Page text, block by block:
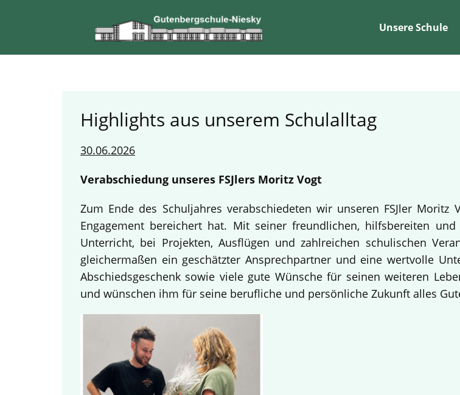
Unsere Schule
Highlights aus unserem Schulalltag
30.06.2026
Verabschiedung unseres FSJlers Moritz Vogt
Zum Ende des Schuljahres verabschiedeten wir unseren FSJler
Engagement bereichert hat. Mit seiner freundlichen, hilfsbereiten
Unterricht, bei Projekten, Ausflügen und zahlreichen schulischen
gleichermaßen ein geschätzter Ansprechpartner und eine wertvolle
Abschiedsgeschenk sowie viele gute Wünsche für seinen weiteren
und wünschen ihm für seine berufliche und persönliche Zukunft alles